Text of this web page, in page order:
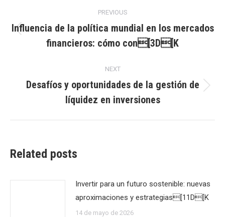
navigation
PREVIOUS
post:
Influencia de la política mundial en los mercados
financieros: cómo con[3D[K
NEXT
post:
Desafíos y oportunidades de la gestión de
líquidez en inversiones
Related posts
Invertir para un futuro sostenible: nuevas
aproximaciones y estrategias[11D[K
14 de mayo de 2026